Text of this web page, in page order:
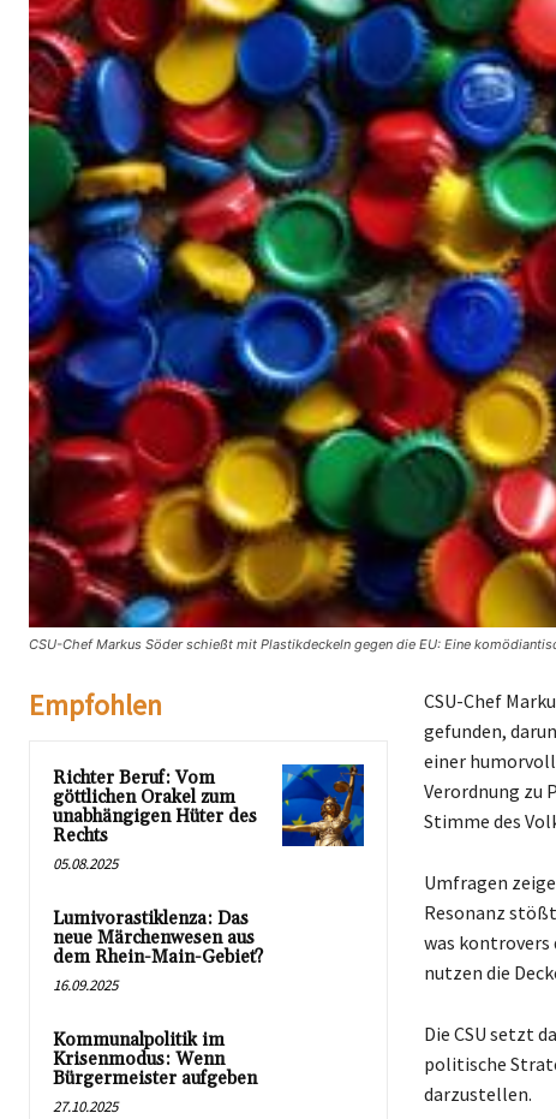
CSU-Chef Markus Söder schießt mit Plastikdeckeln gegen die EU: Eine
Empfohlen
Richter Beruf: Vom
göttlichen Orakel zum
unabhängigen Hüter des
Rechts
05.08.2025
Lumivorastiklenza: Das
neue Märchenwesen aus
dem Rhein-Main-Gebiet?
16.09.2025
Kommunalpolitik im
Krisenmodus: Wenn
Bürgermeister aufgeben
27.10.2025
CSU-Chef
gefunden,
einer
Verordnung zu
Stimme des
Umfragen
Resonanz
was
nutzen die
Die CSU setzt
politische
darzustellen.